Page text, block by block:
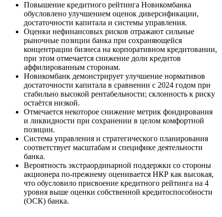
Повышение кредитного рейтинга Новикомбанка
обусловлено улучшением оценок диверсификации,
достаточности капитала и системы управления.
Оценки нефинансовых рисков отражают сильные
рыночные позиции банка при сохраняющейся
концентрации бизнеса на корпоративном кредитовании,
при этом отмечается снижение доли кредитов
аффилированным сторонам.
Новикомбанк демонстрирует улучшение нормативов
достаточности капитала в сравнении с 2024 годом при
стабильно высокой рентабельности; склонность к риску
остаётся низкой.
Отмечается некоторое снижение метрик фондирования
и ликвидности при сохранении в целом комфортной
позиции.
Система управления и стратегического планирования
соответствует масштабам и специфике деятельности
банка.
Вероятность экстраординарной поддержки со стороны
акционера по-прежнему оценивается НКР как высокая,
что обусловило присвоение кредитного рейтинга на 4
уровня выше оценки собственной кредитоспособности
(ОСК) банка.